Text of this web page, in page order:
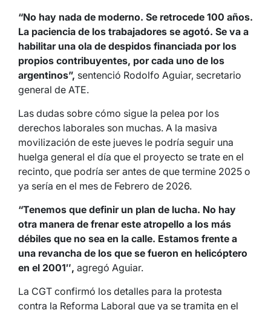
“No hay nada de moderno. Se retrocede 100 años.
La paciencia de los trabajadores se agotó. Se va a
habilitar una ola de despidos financiada por los
propios contribuyentes, por cada uno de los
argentinos”, sentenció Rodolfo Aguiar, secretario
general de ATE.
Las dudas sobre cómo sigue la pelea por los
derechos laborales son muchas. A la masiva
movilización de este jueves le podría seguir una
huelga general el día que el proyecto se trate en el
recinto, que podría ser antes de que termine 2025 o
ya sería en el mes de Febrero de 2026.
“Tenemos que definir un plan de lucha. No hay
otra manera de frenar este atropello a los más
débiles que no sea en la calle. Estamos frente a
una revancha de los que se fueron en helicóptero
en el 2001″, agregó Aguiar.
La CGT confirmó los detalles para la protesta
contra la Reforma Laboral que ya se tramita en el